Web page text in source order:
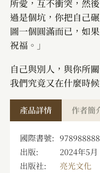
所愛，互不衝突，然
過是個坑，你把自己
圖一個圓滿而已，如
祝福。」
自己與別人，與你所
我們究竟又在什麼時
產品詳情 作者簡
國際書號:
出版:
2024年5月
出版社:
亮光文化